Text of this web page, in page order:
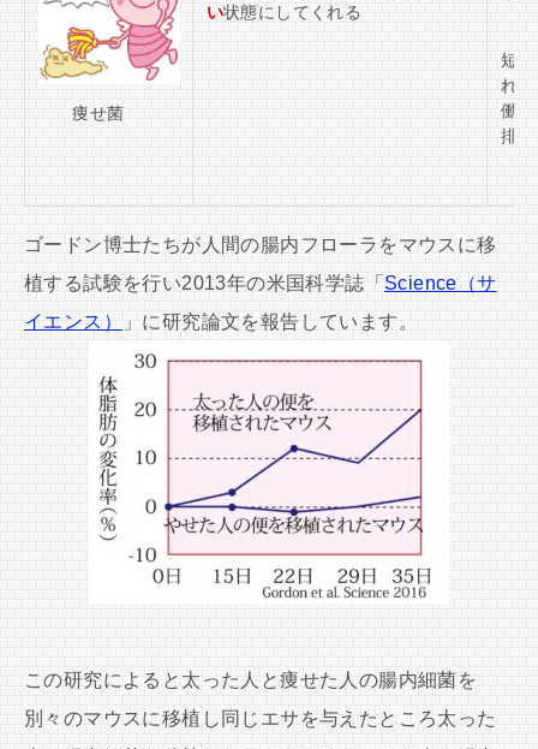
痩せ菌
い状態にしてくれる
短
れ
働
排
ゴードン博士たちが人間の腸内フローラをマウスに移
植する試験を行い2013年の米国科学誌「 Science（サ
イエンス）
」に研究論文を報告しています。
この研究によると太った人と痩せた人の腸内細菌を
別々のマウスに移植し同じエサを与えたところ太った